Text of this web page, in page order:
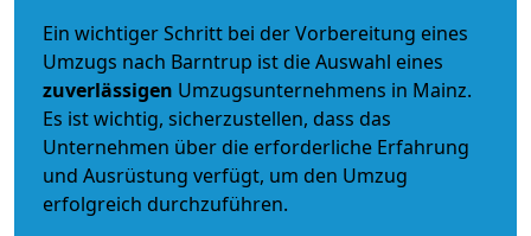
Ein wichtiger Schritt bei der Vorbereitung eines
Umzugs nach Barntrup ist die Auswahl eines
zuverlässigen Umzugsunternehmens in Mainz.
Es ist wichtig, sicherzustellen, dass das
Unternehmen über die erforderliche Erfahrung
und Ausrüstung verfügt, um den Umzug
erfolgreich durchzuführen.